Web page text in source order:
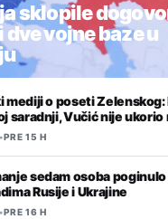
sklopile
vojne baze u
mediji o poseti Zelenskog:
saradnji, Vučić nije ukorio
•PRE 15 H
sedam osoba
Rusije i Ukrajine
•PRE 16 H